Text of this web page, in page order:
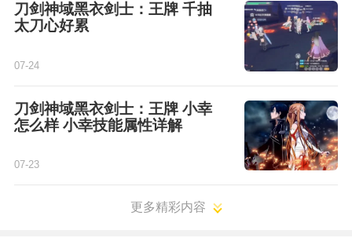
刀剑神域黑衣剑士：王牌 千抽
太刀心好累
07-24
刀剑神域黑衣剑士：王牌 小幸
怎么样 小幸技能属性详解
07-23
更多精彩内容